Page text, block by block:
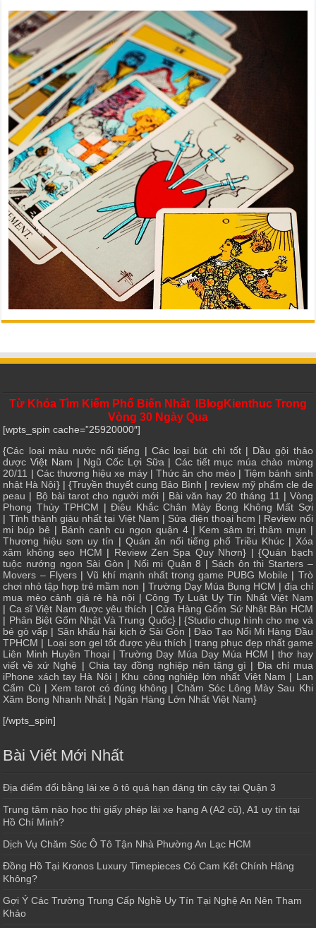
Từ Khóa Tìm Kiếm Phổ Biến Nhất IBlogKienthuc Trong
Vòng 30 Ngày Qua
[wpts_spin cache=”25920000″]
{Các loại màu nước nổi tiếng | Các loại bút chì tốt| Dầu gội thảo
dược Việt Nam | Ngũ Cốc Lợi Sữa | Các tiết mục múa chào mừng
20/11 | Các thương hiệu xe máy|Thức ăn cho mèo|Tiệm bánh sinh
nhật Hà Nội} | {Truyền thuyết cung Bảo Bình | review mỹ phẩm cle de
peau | Bộ bài tarot cho người mới| Bài văn hay 20 tháng 11 | Vòng
Phong Thủy TPHCM |Điêu Khắc Chân Mày Bong Không Mất Sợi
| Tỉnh thành giàu nhất tại Việt Nam | Sửa điện thoại hcm | Review nối
mi búp bê | Bánh canh cu ngon quận 4| Kem sâm trị thâm mụn |
Thương hiệu sơn uy tín | Quán ăn nổi tiếng phố Triều Khúc| Xóa
xăm không sẹo HCM | Review Zen Spa Quy Nhơn} | {Quán bạch
tuộc nướng ngon Sài Gòn | Nối mi Quận 8 | Sách ôn thi Starters –
Movers – Flyers| Vũ khí mạnh nhất trong game PUBG Mobile | Trò
chơi nhỏ tập hợp trẻ mầm non | Trường Dạy Múa Bụng HCM | địa chỉ
mua mèo cảnh giá rẻ hà nội |Công Ty Luật Uy Tín Nhất Việt Nam
| Ca sĩ Việt Nam được yêu thích | Cửa Hàng Gốm Sứ Nhật Bản HCM
| Phân Biệt Gốm Nhật Và Trung Quốc} | {Studio chụp hình cho mẹ và
bé gò vấp | Sân khấu hài kịch ở Sài Gòn |Đào Tạo Nối Mi Hàng Đầu
TPHCM | Loại sơn gel tốt được yêu thích | trang phục đẹp nhất game
Liên Minh Huyền Thoại|Trường Dạy Múa Dạy Múa HCM |thơ hay
viết về xứ Nghệ | Chia tay đồng nghiệp nên tặng gì | Địa chỉ mua
iPhone xách tay Hà Nội| Khu công nghiệp lớn nhất Việt Nam | Lan
Cẩm Cù | Xem tarot có đúng không |Chăm Sóc Lông Mày Sau Khi
Xăm Bong Nhanh Nhất | Ngân Hàng Lớn Nhất Việt Nam}
[/wpts_spin]
Bài Viết Mới Nhất
Địa điểm đổi bằng lái xe ô tô quá hạn đáng tin cậy tại Quận 3
Trung tâm nào học thi giấy phép lái xe hạng A (A2 cũ), A1 uy tín tại
Hồ Chí Minh?
Dịch Vụ Chăm Sóc Ô Tô Tận Nhà Phường An Lạc HCM
Đồng Hồ Tại Kronos Luxury Timepieces Có Cam Kết Chính Hãng
Không?
Gợi Ý Các Trường Trung Cấp Nghề Uy Tín Tại Nghệ An Nên Tham
Khảo